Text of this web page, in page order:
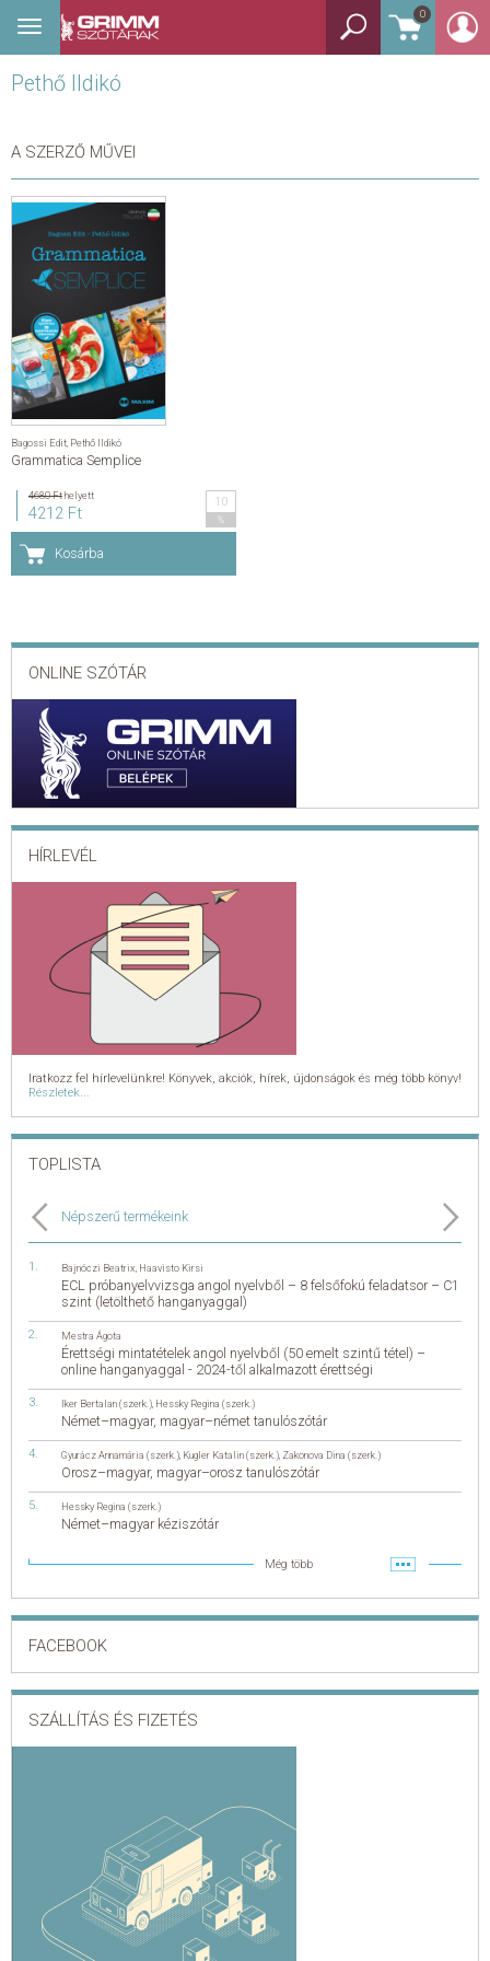
0
Toggle
navigation
Pethő Ildikó
A SZERZŐ MŰVEI
Bagossi Edit Pethő Ildikó
Grammatica Semplice
4680 Fthelyett
4212 Ft
10
Kosárba
ONLINE SZÓTÁR
HÍRLEVÉL
Iratkozz fel hírlevelünkre! Könyvek, akciók, hírek, újdonságok és még több könyv!
Részletek...
TOPLISTA
Népszerű termékeink
Bajnóczi Beatrix Haavisto Kirsi
ECL próbanyelvvizsga angol nyelvből – 8 felsőfokú feladatsor – C1
szint (letölthető hanganyaggal)
Mestra Ágota
Érettségi mintatételek angol nyelvből (50 emelt szintű tétel) –
online hanganyaggal - 2024-től alkalmazott érettségi
Iker Bertalan (szerk.) Hessky Regina (szerk.)
Német–magyar, magyar–német tanulószótár
Gyurácz Annamária (szerk.) Kugler Katalin (szerk.) Zakonova Dina (szerk.)
Orosz–magyar, magyar–orosz tanulószótár
Hessky Regina (szerk.)
Német–magyar kéziszótár
Még több
FACEBOOK
SZÁLLÍTÁS ÉS FIZETÉS
BEJELENTKEZÉS
TANULÓSZÓTÁR
KÉPES SZÓTÁR
KÉZISZÓTÁR
NYELVKÖNYV
SEGÍTHETEK?
KAPCSOLAT
ÁLTALÁNOS SZERZŐDÉSI FELTÉTELEK
GYAKRAN ISMÉTELT KÉRDÉSEK